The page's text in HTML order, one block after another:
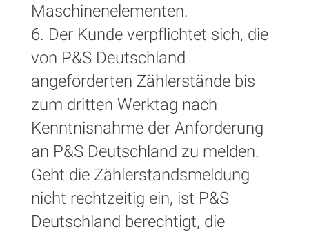
Maschinenelementen.
6. Der Kunde verpflichtet sich, die
von P&S Deutschland
angeforderten Zählerstände bis
zum dritten Werktag nach
Kenntnisnahme der Anforderung
an P&S Deutschland zu melden.
Geht die Zählerstandsmeldung
nicht rechtzeitig ein, ist P&S
Deutschland berechtigt, die